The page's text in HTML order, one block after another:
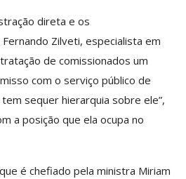
direta e os
Zilveti, especialista em
de comissionados um
com o serviço público de
sequer hierarquia sobre ele”,
a posição que ela ocupa no
é chefiado pela ministra Miriam
Mais De Mil Procedimentos
Realizados No Primeiro
Semestre Mostram A
Importância…
28 jul, 2026